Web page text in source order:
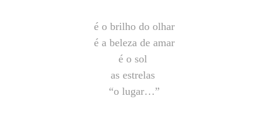
é o brilho do olhar
é a beleza de amar
é o sol
as estrelas
“o lugar…”